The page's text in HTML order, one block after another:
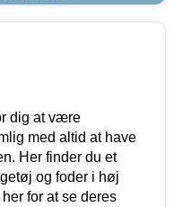
dig at være
med altid at have
Her finder du et
og foder i høj
for at se deres